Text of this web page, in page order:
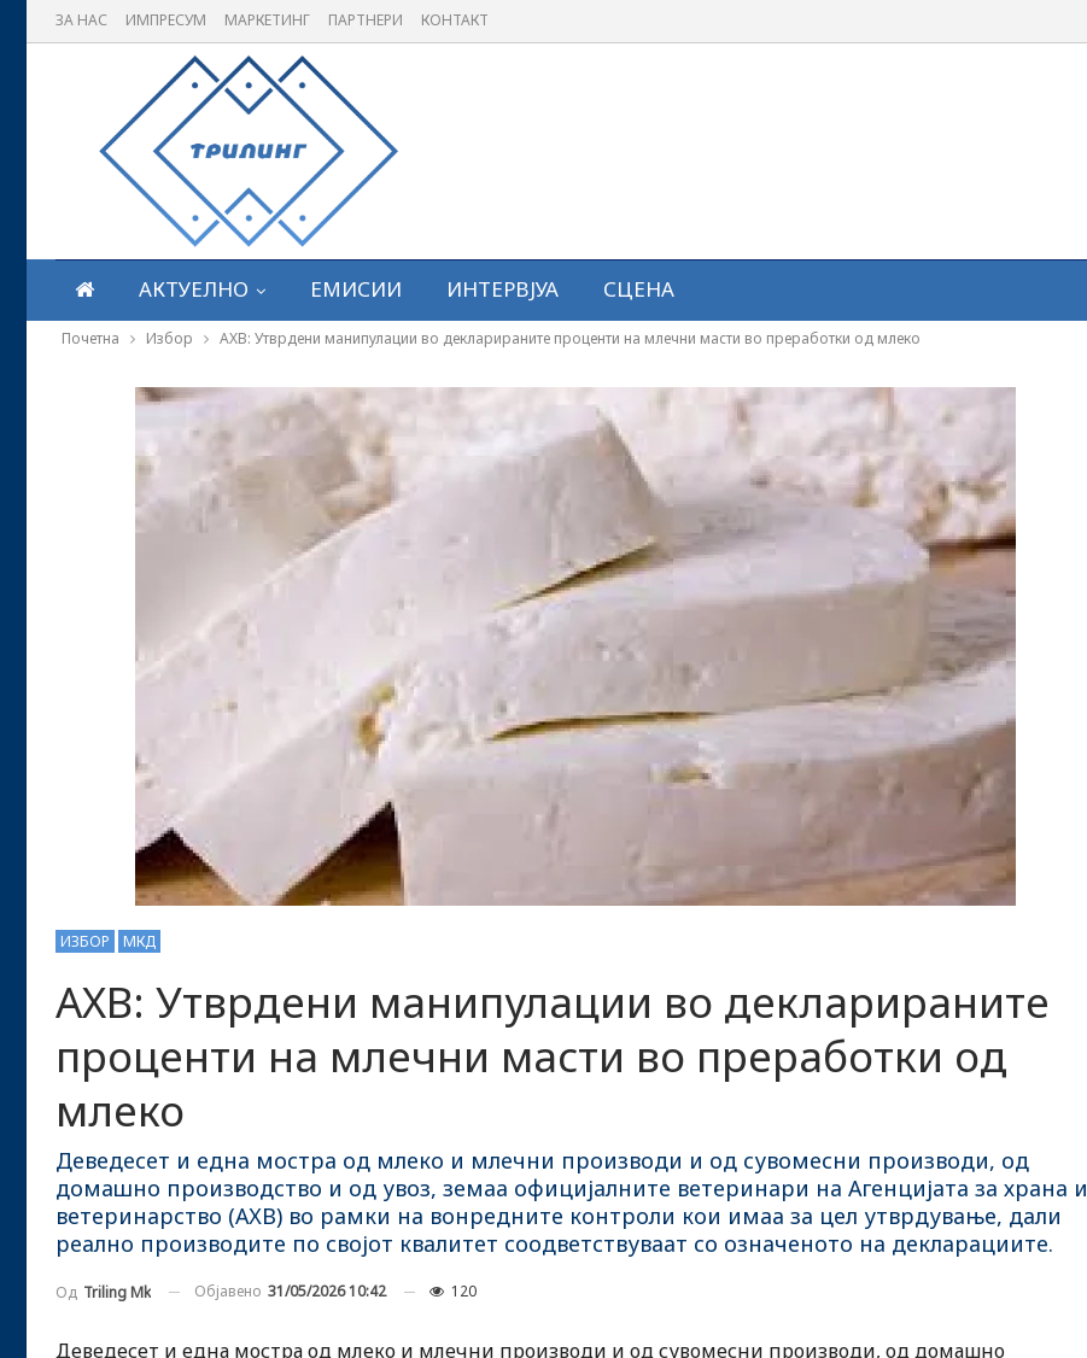
ЗА НАС ИМПРЕСУМ МАРКЕТИНГ ПАРТНЕРИ КОНТАКТ
АКТУЕЛНО ЕМИСИИ ИНТЕРВЈУА СЦЕНА
Почетна Избор АХВ: Утврдени манипулации во декларираните проценти на млечни масти во преработки од млеко
ИЗБОР МКД
АХВ: Утврдени манипулации во декларираните
проценти на млечни масти во преработки од
млеко
Деведесет и една мостра од млеко и млечни производи и од сувомесни производи, од
домашно производство и од увоз, земаа официјалните ветеринари на Агенцијата за храна и
ветеринарство (АХВ) во рамки на вонредните контроли кои имаа за цел утврдување, дали
реално производите по својот квалитет соодветствуваат со означеното на декларациите.
Од Triling Mk Објавено 31/05/2026 10:42 120
Деведесет и една мостра од млеко и млечни производи и од сувомесни производи, од домашно